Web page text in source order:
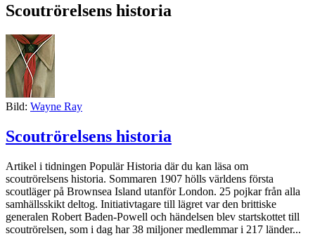
Scoutrörelsens historia
Bild: Wayne Ray
Scoutrörelsens historia
Artikel i tidningen Populär Historia där du kan läsa om
scoutrörelsens historia. Sommaren 1907 hölls världens första
scoutläger på Brownsea Island utanför Lon­don. 25 pojkar från alla
samhällsskikt deltog. Initiativtagare till lägret var den brittiske
generalen Robert Baden-Powell och händelsen blev startskottet till
scoutrörelsen, som i dag har 38 miljoner medlemmar i 217 länder...